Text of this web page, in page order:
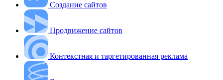
Создание сайтов
Продвижение сайтов
Контекстная и таргетированная реклама